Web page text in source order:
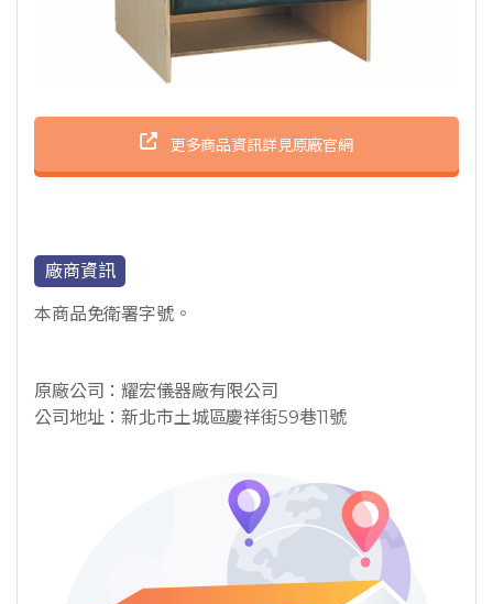
更多商品資訊詳見原廠官網
廠商資訊
本商品免衛署字號。
原廠公司：耀宏儀器廠有限公司
公司地址：新北市土城區慶祥街59巷11號